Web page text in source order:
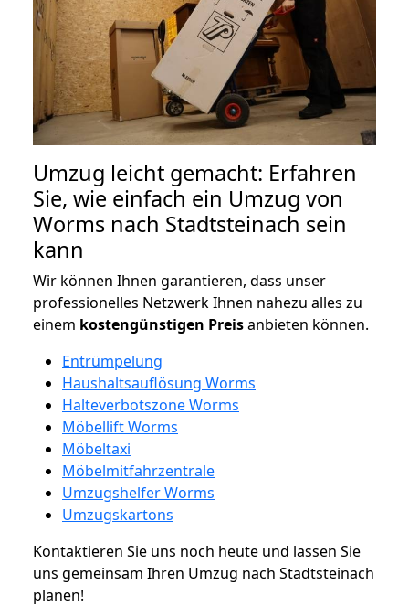
Umzug leicht gemacht: Erfahren
Sie, wie einfach ein Umzug von
Worms nach Stadtsteinach sein
kann
Wir können Ihnen garantieren, dass unser
professionelles Netzwerk Ihnen nahezu alles zu
einem kostengünstigen Preisanbieten können.
Entrümpelung
Haushaltsauflösung Worms
Halteverbotszone Worms
Möbellift Worms
Möbeltaxi
Möbelmitfahrzentrale
Umzugshelfer Worms
Umzugskartons
Kontaktieren Sie uns noch heute und lassen Sie
uns gemeinsam Ihren Umzug nach Stadtsteinach
planen!